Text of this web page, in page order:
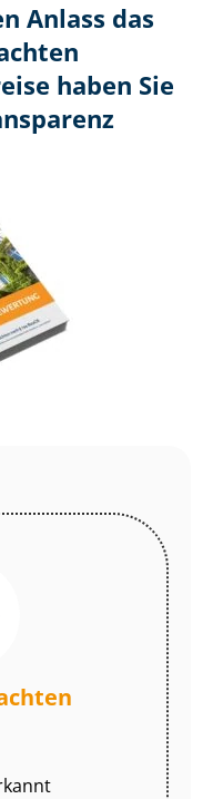
Anlass das
haben Sie